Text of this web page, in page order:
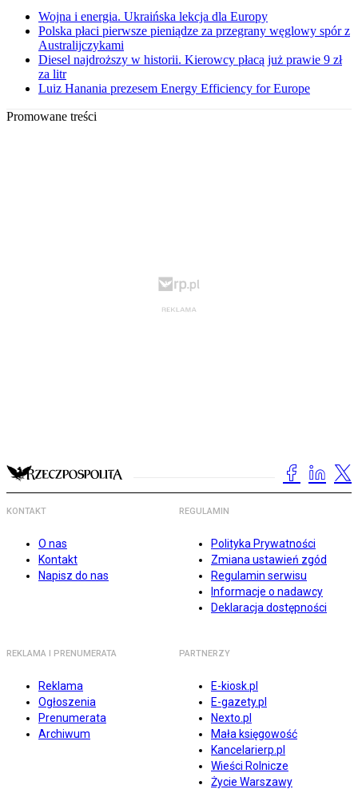
Wojna i energia. Ukraińska lekcja dla Europy
Polska płaci pierwsze pieniądze za przegrany węglowy spór z
Australijczykami
Diesel najdroższy w historii. Kierowcy płacą już prawie 9 zł
za litr
Luiz Hanania prezesem Energy Efficiency for Europe
Promowane treści
KONTAKT
O nas
Kontakt
Napisz do nas
REGULAMIN
Polityka Prywatności
Zmiana ustawień zgód
Regulamin serwisu
Informacje o nadawcy
Deklaracja dostępności
REKLAMA I PRENUMERATA
Reklama
Ogłoszenia
Prenumerata
Archiwum
PARTNERZY
E-kiosk.pl
E-gazety.pl
Nexto.pl
Mała księgowość
Kancelarierp.pl
Wieści Rolnicze
Życie Warszawy